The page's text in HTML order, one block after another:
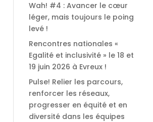
Wah! #4 : Avancer le cœur
léger, mais toujours le poing
levé !
Rencontres nationales «
Egalité et inclusivité » le 18 et
19 juin 2026 à Evreux !
Pulse! Relier les parcours,
renforcer les réseaux,
progresser en équité et en
diversité dans les équipes